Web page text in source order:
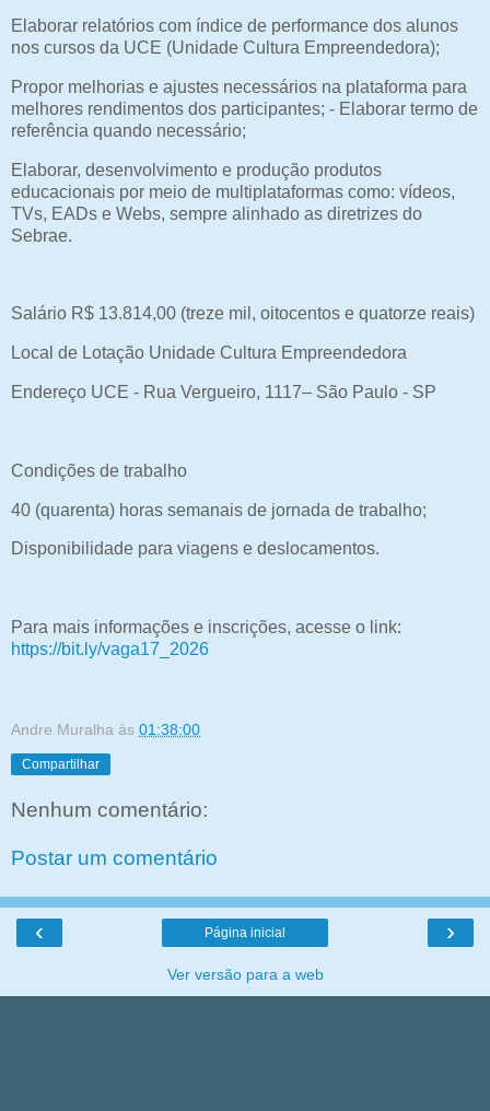
Elaborar relatórios com índice de performance dos alunos
nos cursos da UCE (Unidade Cultura Empreendedora);
Propor melhorias e ajustes necessários na plataforma para
melhores rendimentos dos participantes; - Elaborar termo de
referência quando necessário;
Elaborar, desenvolvimento e produção produtos
educacionais por meio de multiplataformas como: vídeos,
TVs, EADs e Webs, sempre alinhado as diretrizes do
Sebrae.
Salário R$ 13.814,00 (treze mil, oitocentos e quatorze reais)
Local de Lotação Unidade Cultura Empreendedora
Endereço UCE - Rua Vergueiro, 1117– São Paulo - SP
Condições de trabalho
40 (quarenta) horas semanais de jornada de trabalho;
Disponibilidade para viagens e deslocamentos.
Para mais informações e inscrições, acesse o link:
https://bit.ly/vaga17_2026
Andre Muralha às 01:38:00
Compartilhar
Nenhum comentário:
Postar um comentário
‹ ›
Página inicial
Ver versão para a web